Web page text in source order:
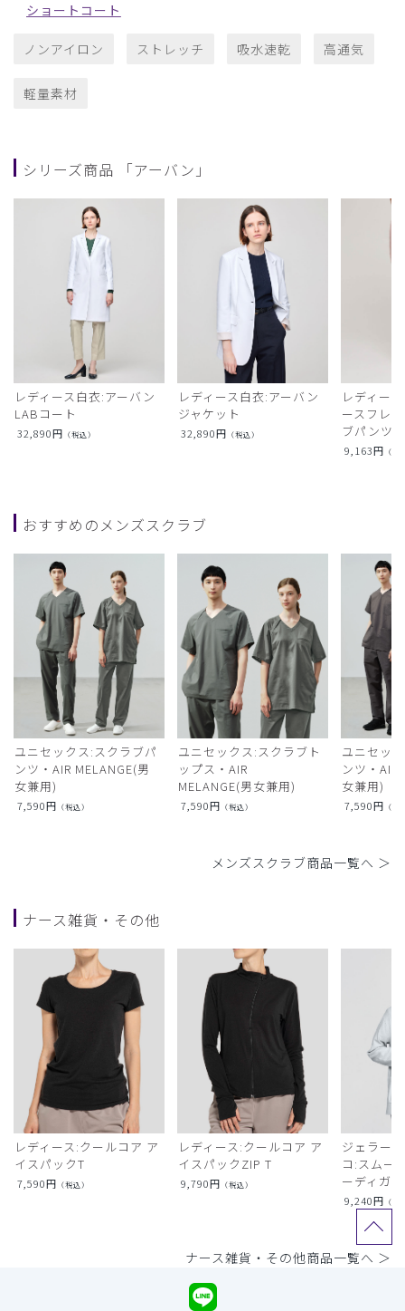
ショートコート
ノンアイロン ストレッチ 吸水速乾 高通気
軽量素材
シリーズ商品 「アーバン」
レディース白衣:アーバン
LABコート
32,890円 （税込）
レディース白衣:アーバン
ジャケット
32,890円 （税込）
レディー
ースフレ
ブパンツ)
9,163円 （税
おすすめのメンズスクラブ
ユニセックス:スクラブパ
ンツ・AIR MELANGE(男
女兼用)
7,590円 （税込）
ユニセックス:スクラブト
ップス・AIR
MELANGE(男女兼用)
7,590円 （税込）
ユニセッ
ンツ・AIR
女兼用)
7,590円 （税
メンズスクラブ商品一覧へ ＞
ナース雑貨・その他
レディース:クールコア ア
イスパックT
7,590円 （税込）
レディース:クールコア ア
イスパックZIP T
9,790円 （税込）
ジェラー
コ:スムー
ーディガン
9,240円 （税
ナース雑貨・その他商品一覧へ ＞